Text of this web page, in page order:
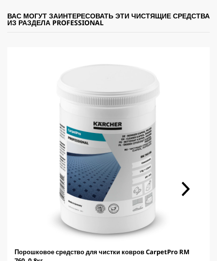
ВАС МОГУТ ЗАИНТЕРЕСОВАТЬ ЭТИ ЧИСТЯЩИЕ СРЕДСТВА
ИЗ РАЗДЕЛА PROFESSIONAL
Порошковое средство для чистки ковров CarpetPro RM